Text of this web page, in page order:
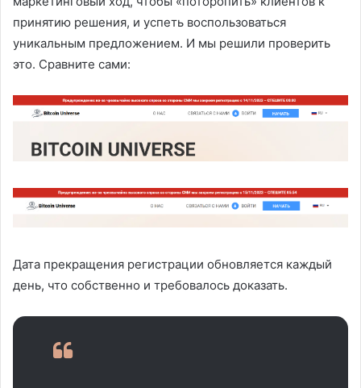
принятию решения, и успеть воспользоваться
уникальным предложением. И мы решили проверить
это. Сравните сами:
Дата прекращения регистрации обновляется каждый
день, что собственно и требовалось доказать.